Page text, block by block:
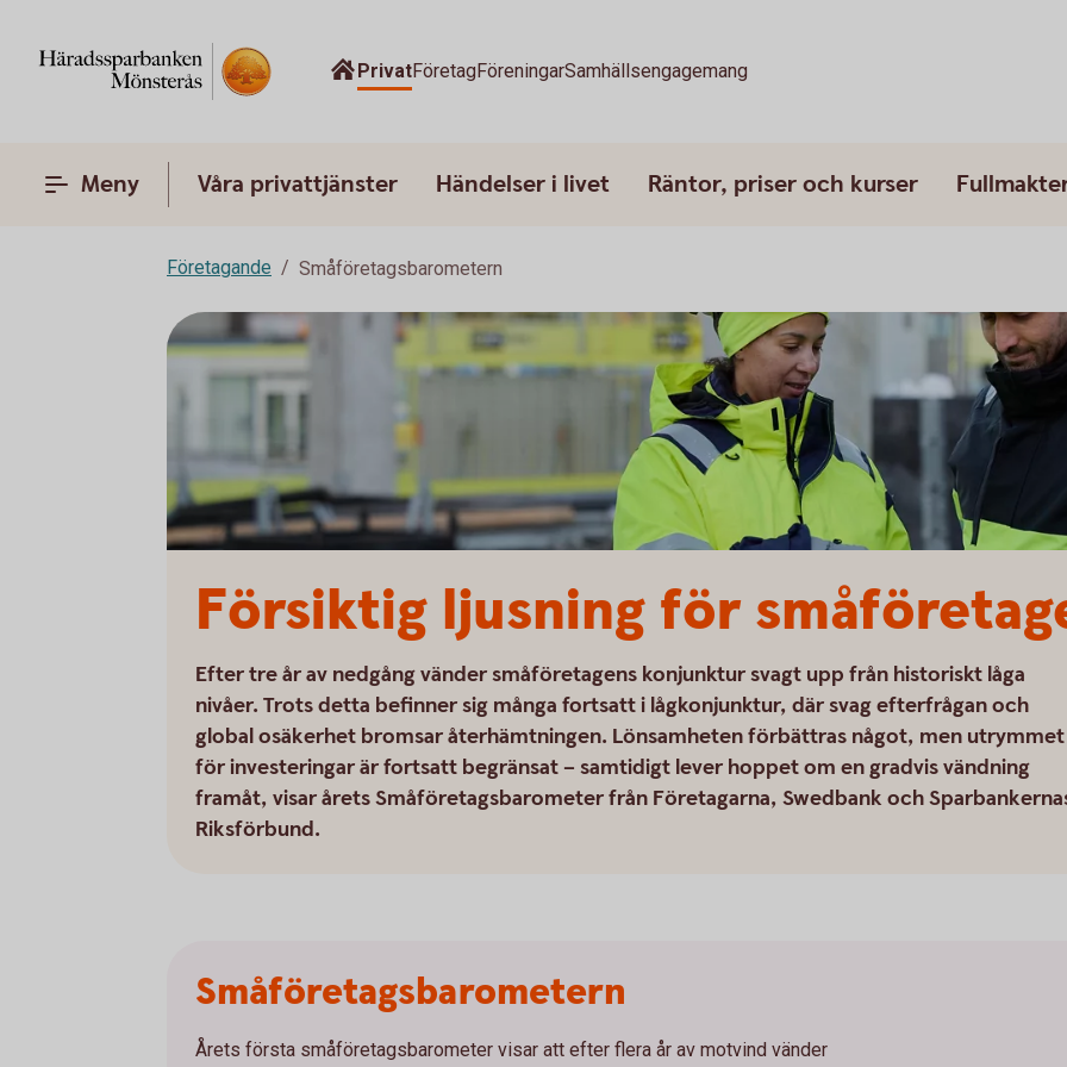
PrivatFöretagFöreningarSamhällsengagemang
Meny Våra privattjänster Händelser i livet Räntor, priser och kurser
Företagande Småföretagsbarometern
Försiktig ljusning för
Efter tre år av nedgång vänder småföretagens konjunktur svagt upp från historiskt låga
nivåer. Trots detta befinner sig många fortsatt i lågkonjunktur, där svag efterfrågan och
global osäkerhet bromsar återhämtningen. Lönsamheten förbättras något, men utrymmet
för investeringar är fortsatt begränsat – samtidigt lever hoppet om en gradvis vändning
framåt, visar årets Småföretagsbarometer från Företagarna, Swedbank och
Riksförbund.
Småföretagsbarometern
Årets första småföretagsbarometer visar att efter flera år av motvind vänder